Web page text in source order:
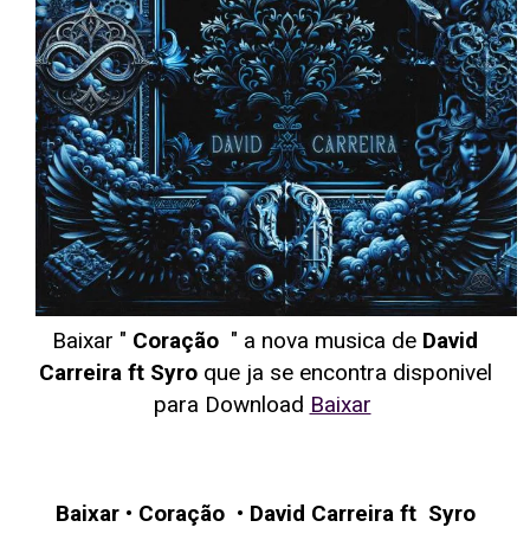
Baixar " Coração " a nova musica de David
Carreira ft Syroque ja se encontra disponivel
para Download Baixar
Baixar• Coração• David Carreira ft Syro